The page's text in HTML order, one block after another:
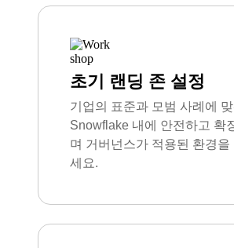
초기 랜딩 존 설정
기업의 표준과 모범 사례에 맞
Snowflake 내에 안전하고 확
며 거버넌스가 적용된 환경을
세요.